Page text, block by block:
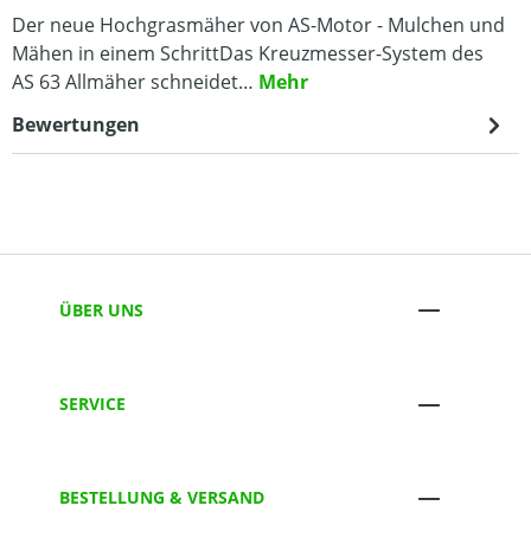
Der neue Hochgrasmäher von AS-Motor - Mulchen und
Mähen in einem SchrittDas Kreuzmesser-System des
AS 63 Allmäher schneidet… Mehr
Bewertungen
ÜBER UNS
SERVICE
BESTELLUNG & VERSAND